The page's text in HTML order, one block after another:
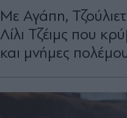
Με Αγάπη,
Λίλι Τζέιμς που
και μνήμες